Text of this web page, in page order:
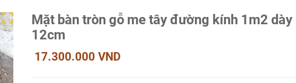
Mặt bàn tròn gỗ me tây đường kính 1m2 dày
12cm
17.300.000 VND